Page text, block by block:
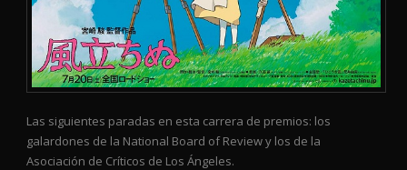
Las siguientes paradas en esta carrera de premios: los
galardones de la National Board of Review y los de la
Asociación de Críticos de Los Ángeles.